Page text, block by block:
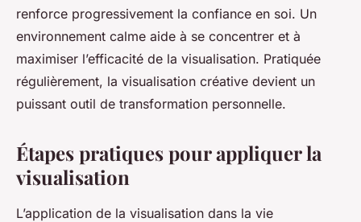
renforce progressivement la confiance en soi. Un
environnement calme aide à se concentrer et à
maximiser l’efficacité de la visualisation. Pratiquée
régulièrement, la visualisation créative devient un
puissant outil de transformation personnelle.
Étapes pratiques pour appliquer la
visualisation
L’application de la visualisation dans la vie